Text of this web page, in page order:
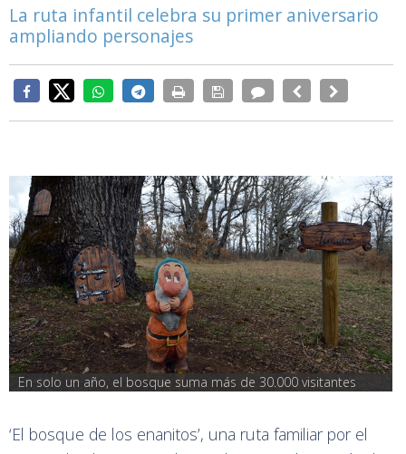
La ruta infantil celebra su primer aniversario
ampliando personajes
En solo un año, el bosque suma más de 30.000 visitantes
‘El bosque de los enanitos’, una ruta familiar por el